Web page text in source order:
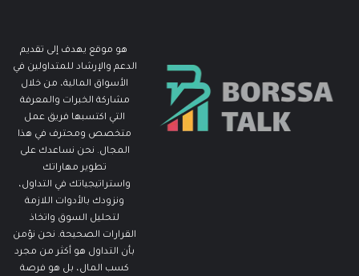
هو موقع يهدف إلى تقديم
الدعم والإرشاد للمتداولين في
الأسواق المالية، من خلال
مشاركة الخبرات والمعرفة
التي اكتسبها فريق عمل
متخصص ومحترف في هذا
المجال. نحن نساعدك على
تطوير مهاراتك
واستراتيجياتك في التداول،
ونزودك بالأدوات اللازمة
لتحليل السوق واتخاذ
القرارات الصحيحة. نحن نؤمن
بأن التداول هو أكثر من مجرد
كسب المال، بل هو فرصة